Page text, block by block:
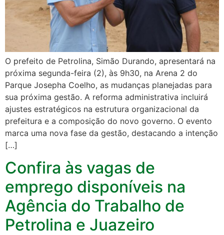
O prefeito de Petrolina, Simão Durando, apresentará na
próxima segunda-feira (2), às 9h30, na Arena 2 do
Parque Josepha Coelho, as mudanças planejadas para
sua próxima gestão. A reforma administrativa incluirá
ajustes estratégicos na estrutura organizacional da
prefeitura e a composição do novo governo. O evento
marca uma nova fase da gestão, destacando a intenção
[…]
Confira às vagas de
emprego disponíveis na
Agência do Trabalho de
Petrolina e Juazeiro